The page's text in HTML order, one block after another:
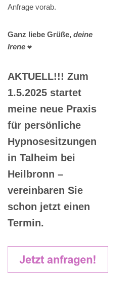
Anfrage vorab.
Ganz liebe Grüße, deine
Irene ❤️
AKTUELL!!! Zum
1.5.2025 startet
meine neue Praxis
für persönliche
Hypnosesitzungen
in Talheim bei
Heilbronn –
vereinbaren Sie
schon jetzt einen
Termin.